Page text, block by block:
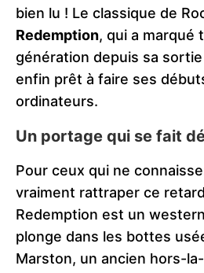
bien lu ! Le classique de
Redemption, qui a marqué
génération depuis sa
enfin prêt à faire ses
ordinateurs.
Un portage qui se fait
Pour ceux qui ne
vraiment rattraper ce
Redemption est un
plonge dans les bottes
Marston, un ancien hors-